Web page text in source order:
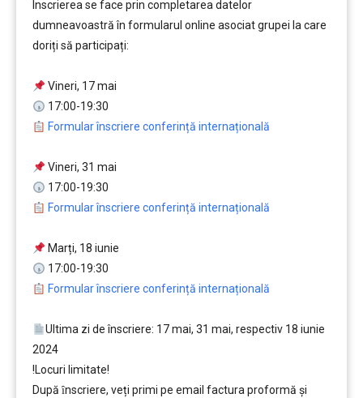
Înscrierea se face prin completarea datelor
dumneavoastră în formularul online asociat grupei la care
doriți să participați:
Vineri, 17 mai
17:00-19:30
Formular înscriere conferință internațională
Vineri, 31 mai
17:00-19:30
Formular înscriere conferință internațională
Marți, 18 iunie
17:00-19:30
Formular înscriere conferință internațională
Ultima zi de înscriere: 17 mai, 31 mai, respectiv 18 iunie
2024
!Locuri limitate!
După ȋnscriere, veți primi pe email factura proformă și